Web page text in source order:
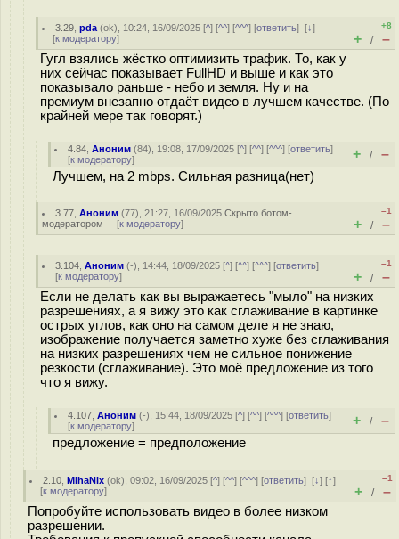
3.29 ,pda (ok), 10:24, 16/09/2025 [^] [^^] [^^^] [ответить][↓]
[к модератору]
+8
+ / –
Гугл взялись жёстко оптимизить трафик. То, как у
них сейчас показывает FullHD и выше и как это
показывало раньше - небо и земля. Ну и на
премиум внезапно отдаёт видео в лучшем качестве. (По
крайней мере так говорят.)
4.84 ,Аноним (84), 19:08, 17/09/2025 [^] [^^] [^^^] [ответить]
[к модератору] + / –
Лучшем, на 2 mbps. Сильная разница(нет)
3.77 ,Аноним (77), 21:27, 16/09/2025Скрыто ботом-
модератором [к модератору]
–1
+ / –
3.104 ,Аноним (-), 14:44, 18/09/2025 [^] [^^] [^^^] [ответить]
[к модератору]
–1
+ / –
Если не делать как вы выражаетесь "мыло" на низких
разрешениях, а я вижу это как сглаживание в картинке
острых углов, как оно на самом деле я не знаю,
изображение получается заметно хуже без сглаживания
на низких разрешениях чем не сильное понижение
резкости (сглаживание). Это моё предложение из того
что я вижу.
4.107 ,Аноним (-), 15:44, 18/09/2025 [^] [^^] [^^^] [ответить]
[к модератору] + / –
предложение = предположение
2.10 ,MihaNix (ok), 09:02, 16/09/2025 [^] [^^] [^^^] [ответить][↓] [↑]
[к модератору]
–1
+ / –
Попробуйте использовать видео в более низком
разрешении.